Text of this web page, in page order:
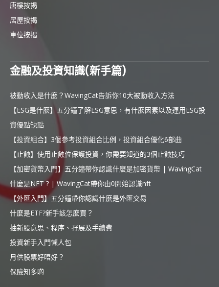
唐樓按揭
居屋按揭
車位按揭
金融及投資知識(新手篇)
被動收入是什麼？WavingCat告訴你10大被動收入方法
【ESG是什麼】五分鐘了解ESG意思，有什麼因素以及運用ESG投
資優點缺點
【投資組合】3個參考投資組合比例，投資組合優化6部曲
【止蝕】使用止蝕位保護投資，你需要知道的3個止蝕技巧
【加密貨幣入門】五分鐘帶你認識什麼是加密貨幣 | WavingCat
什麼是NFT ? | WavingCat帶你由0開始認識nft
【外匯入門】五分鐘帶你認識什麼是外匯交易
什麼是ETF?新手該怎麼買？
抽新股意思、程序、孖展及手續費
投資新手入門懶人包
月供股票好唔好？
保險知多啲